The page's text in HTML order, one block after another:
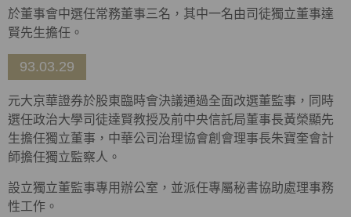
於董事會中選任常務董事三名，其中一名由司徒獨立董事達
賢先生擔任。
93.03.29
元大京華證券於股東臨時會決議通過全面改選董監事，同時
選任政治大學司徒達賢教授及前中央信託局董事長黃榮顯先
生擔任獨立董事，中華公司治理協會創會理事長朱寶奎會計
師擔任獨立監察人。
設立獨立董監事專用辦公室，並派任專屬秘書協助處理事務
性工作。